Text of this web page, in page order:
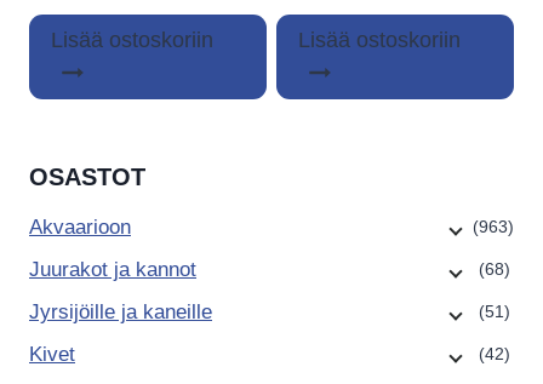
Lisää ostoskoriin Lisää ostoskoriin
OSASTOT
Akvaarioon (963)
Juurakot ja kannot (68)
Jyrsijöille ja kaneille (51)
Kivet (42)